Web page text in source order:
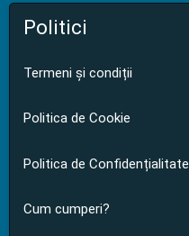
Politici
Termeni și condiții
Politica de Cookie
Politica de Confidențialitate
Cum cumperi?